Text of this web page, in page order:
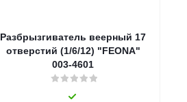
Разбрызгиватель веерный 17
отверстий (1/6/12) "FEONA"
003-4601